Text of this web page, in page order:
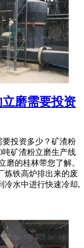
磨需要投资
投资多少？矿渣粉
吨矿渣粉立磨生产线
的桂林带您了解。
炼铁高炉排出来的废
冷水中进行快速冷却,